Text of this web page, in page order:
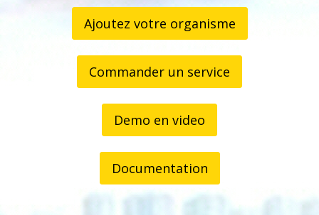
Ajoutez votre organisme
Commander un service
Demo en video
Documentation